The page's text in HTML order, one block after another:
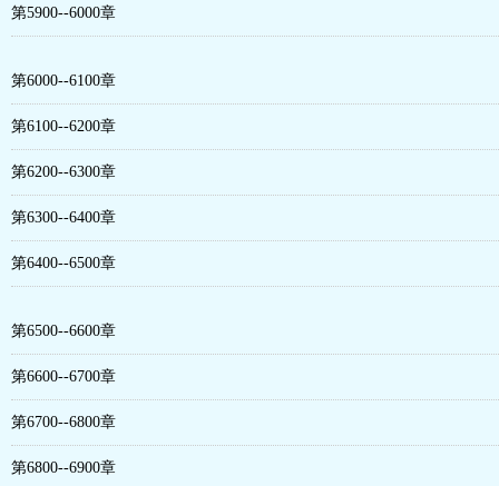
第5900--6000章
第6000--6100章
第6100--6200章
第6200--6300章
第6300--6400章
第6400--6500章
第6500--6600章
第6600--6700章
第6700--6800章
第6800--6900章